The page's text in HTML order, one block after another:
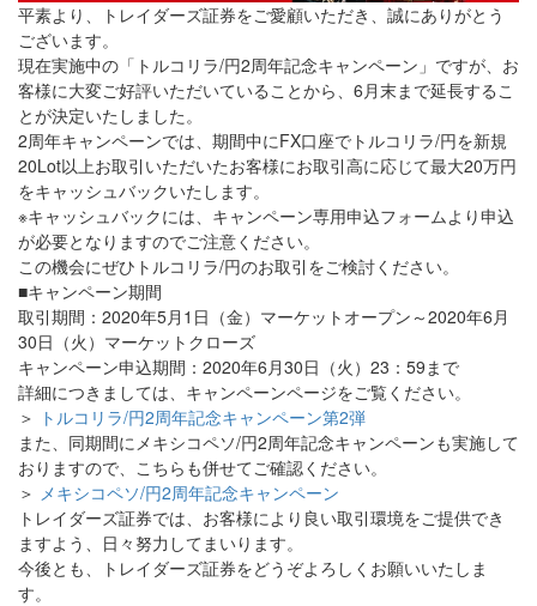
平素より、トレイダーズ証券をご愛顧いただき、誠にありがとう
ございます。
現在実施中の「トルコリラ/円2周年記念キャンペーン」ですが、お
客様に大変ご好評いただいていることから、6月末まで延長するこ
とが決定いたしました。
2周年キャンペーンでは、期間中にFX口座でトルコリラ/円を新規
20Lot以上お取引いただいたお客様にお取引高に応じて最大20万円
をキャッシュバックいたします。
※キャッシュバックには、キャンペーン専用申込フォームより申込
が必要となりますのでご注意ください。
この機会にぜひトルコリラ/円のお取引をご検討ください。
■キャンペーン期間
取引期間：2020年5月1日（金）マーケットオープン～2020年6月
30日（火）マーケットクローズ
キャンペーン申込期間：2020年6月30日（火）23：59まで
詳細につきましては、キャンペーンページをご覧ください。
＞ トルコリラ/円2周年記念キャンペーン第2弾
また、同期間にメキシコペソ/円2周年記念キャンペーンも実施して
おりますので、こちらも併せてご確認ください。
＞ メキシコペソ/円2周年記念キャンペーン
トレイダーズ証券では、お客様により良い取引環境をご提供でき
ますよう、日々努力してまいります。
今後とも、トレイダーズ証券をどうぞよろしくお願いいたしま
す。